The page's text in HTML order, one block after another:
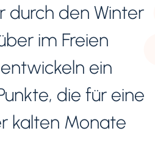
durch den Winter
im Freien
ein
die für eine
kalten Monate